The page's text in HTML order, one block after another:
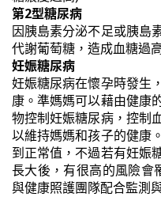
第2型糖尿病
因胰島素分泌不足或胰島
代謝葡萄糖，造成血糖過
妊娠糖尿病
妊娠糖尿病在懷孕時發生
康。準媽媽可以藉由健康
物控制妊娠糖尿病，控制
以維持媽媽和孩子的健康
到正常值，不過若有妊娠
長大後，有很高的風險會
與健康照護團隊配合監測